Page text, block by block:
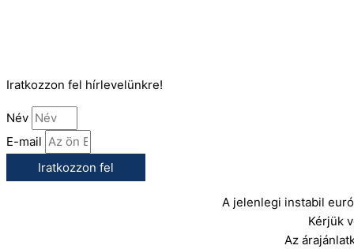
Iratkozzon fel hírlevelünkre!
Név
E-mail
Iratkozzon fel
A jelenlegi instabil
Kérjük
Az